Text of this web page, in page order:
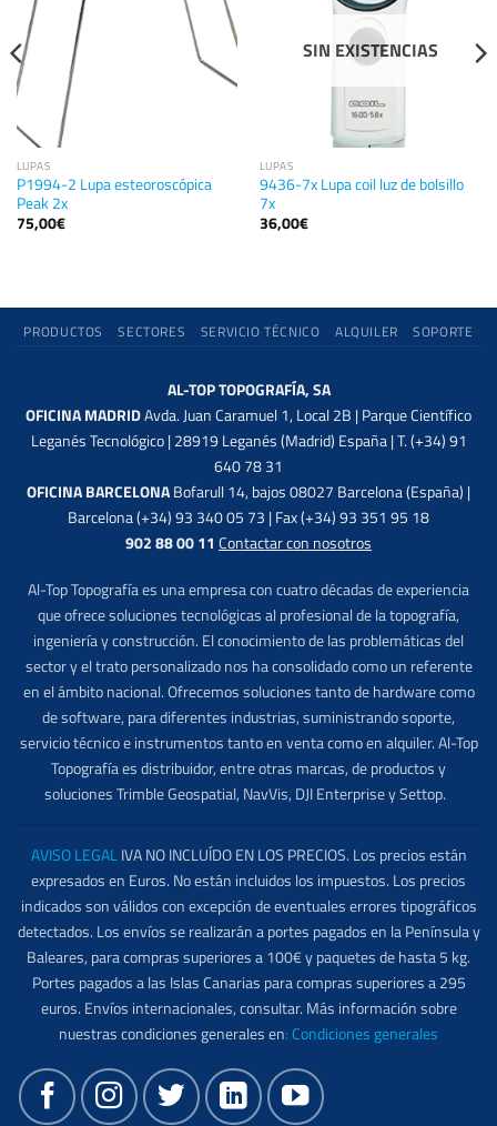
LUPAS
P1994-2 Lupa esteoroscópica
Peak 2x
75,00€
SIN EXISTENCIAS
LUPAS
9436-7x Lupa coil luz de bolsillo
7x
36,00€
PRODUCTOS SECTORES SERVICIO TÉCNICO ALQUILER SOPORTE
AL-TOP TOPOGRAFÍA, SA
OFICINA MADRIDAvda. Juan Caramuel 1, Local 2B | Parque Científico
Leganés Tecnológico | 28919 Leganés (Madrid) España | T. (+34) 91
640 78 31
OFICINA BARCELONABofarull 14, bajos 08027 Barcelona (España) |
Barcelona (+34) 93 340 05 73 | Fax (+34) 93 351 95 18
902 88 00 11 Contactar con nosotros
Al-Top Topografía es una empresa con cuatro décadas de experiencia
que ofrece soluciones tecnológicas al profesional de la topografía,
ingeniería y construcción. El conocimiento de las problemáticas del
sector y el trato personalizado nos ha consolidado como un referente
en el ámbito nacional. Ofrecemos soluciones tanto de hardware como
de software, para diferentes industrias, suministrando soporte,
servicio técnico e instrumentos tanto en venta como en alquiler. Al-Top
Topografía es distribuidor, entre otras marcas, de productos y
soluciones Trimble Geospatial, NavVis, DJI Enterprise y Settop.
AVISO LEGALIVA NO INCLUÍDO EN LOS PRECIOS. Los precios están
expresados en Euros. No están incluidos los impuestos. Los precios
indicados son válidos con excepción de eventuales errores tipográficos
detectados. Los envíos se realizarán a portes pagados en la Península y
Baleares, para compras superiores a 100€ y paquetes de hasta 5 kg.
Portes pagados a las Islas Canarias para compras superiores a 295
euros. Envíos internacionales, consultar. Más información sobre
nuestras condiciones generales en: Condiciones generales